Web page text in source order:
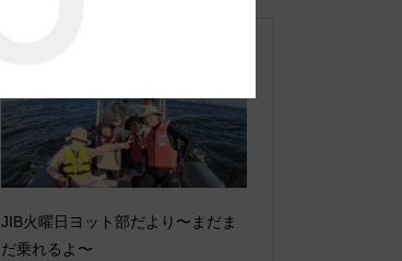
JIB火曜日ヨット部だより〜まだま
だ乗れるよ〜